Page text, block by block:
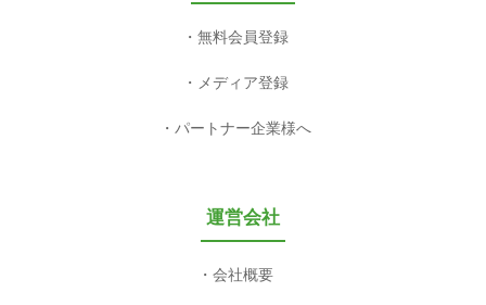
無料会員登録
メディア登録
パートナー企業様へ
運営会社
会社概要